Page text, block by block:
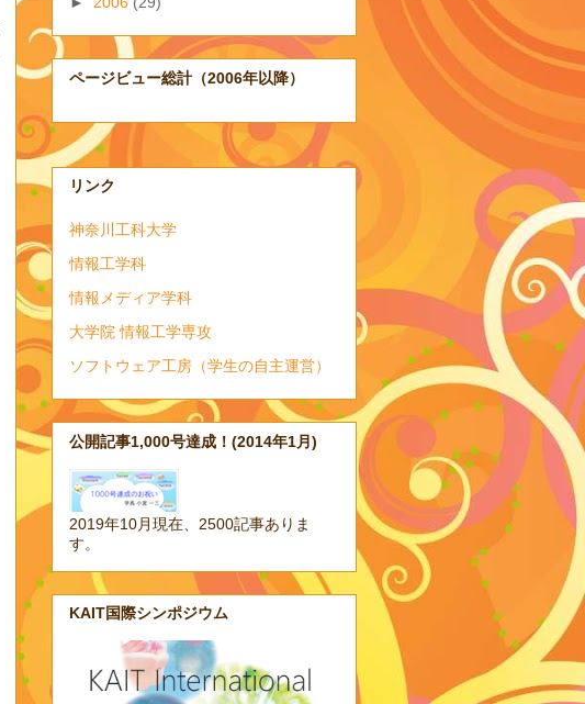
ページビュー総計（2006年以降）
リンク
神奈川工科大学
情報工学科
情報メディア学科
大学院 情報工学専攻
ソフトウェア工房（学生の自主運営）
公開記事1,000号達成！(2014年1月)
2019年10月現在、2500記事ありま
す。
KAIT国際シンポジウム